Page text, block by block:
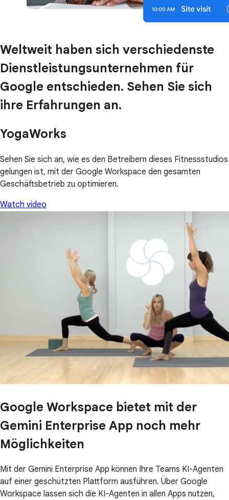
Weltweit haben sich verschiedenste
Dienstleistungsunternehmen für
Google entschieden. Sehen Sie sich
ihre Erfahrungen an.
YogaWorks
Sehen Sie sich an, wie es den Betreibern dieses Fitnessstudios
gelungen ist, mit der Google Workspace den gesamten
Geschäftsbetrieb zu optimieren.
Watch video
Google Workspace bietet mit der
Gemini Enterprise App noch mehr
Möglichkeiten
Mit der Gemini Enterprise App können Ihre Teams KI-Agenten
auf einer geschützten Plattform ausführen. Über Google
Workspace lassen sich die KI-Agenten in allen Apps nutzen,